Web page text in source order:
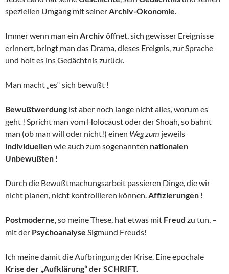
speziellen Umgang mit seinerArchiv-Ökonomie.
Immer wenn man ein Archivöffnet, sich gewisser Ereignisse
erinnert, bringt man das Drama, dieses Ereignis, zur Sprache
und holt es ins Gedächtnis zurück.
Man macht „es“ sich bewußt !
Bewußtwerdung ist aber noch lange nicht alles, worum es
geht ! Spricht man vom Holocaust oder der Shoah, so bahnt
man (ob man will oder nicht!) einen Weg zum jeweils
individuellenwie auch zum sogenannten nationalen
Unbewußten !
Durch die Bewußtmachungsarbeit passieren Dinge, die wir
nicht planen, nicht kontrollieren können.Affizierungen !
Postmoderne, so meine These, hat etwas mit Freud zu tun, –
mit der Psychoanalyse Sigmund Freuds!
Ich meine damit die Aufbringung der Krise. Eine epochale
Krise der „Aufklärung“ der SCHRIFT.